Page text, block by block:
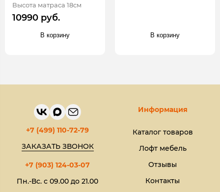
Высота матраса 18см
10990 руб.
В корзину В корзину
+7 (499) 110-72-79
ЗАКАЗАТЬ ЗВОНОК
+7 (903) 124-03-07
Пн.-Вс. с 09.00 до 21.00
Информация
Каталог товаров
Лофт мебель
Отзывы
Контакты